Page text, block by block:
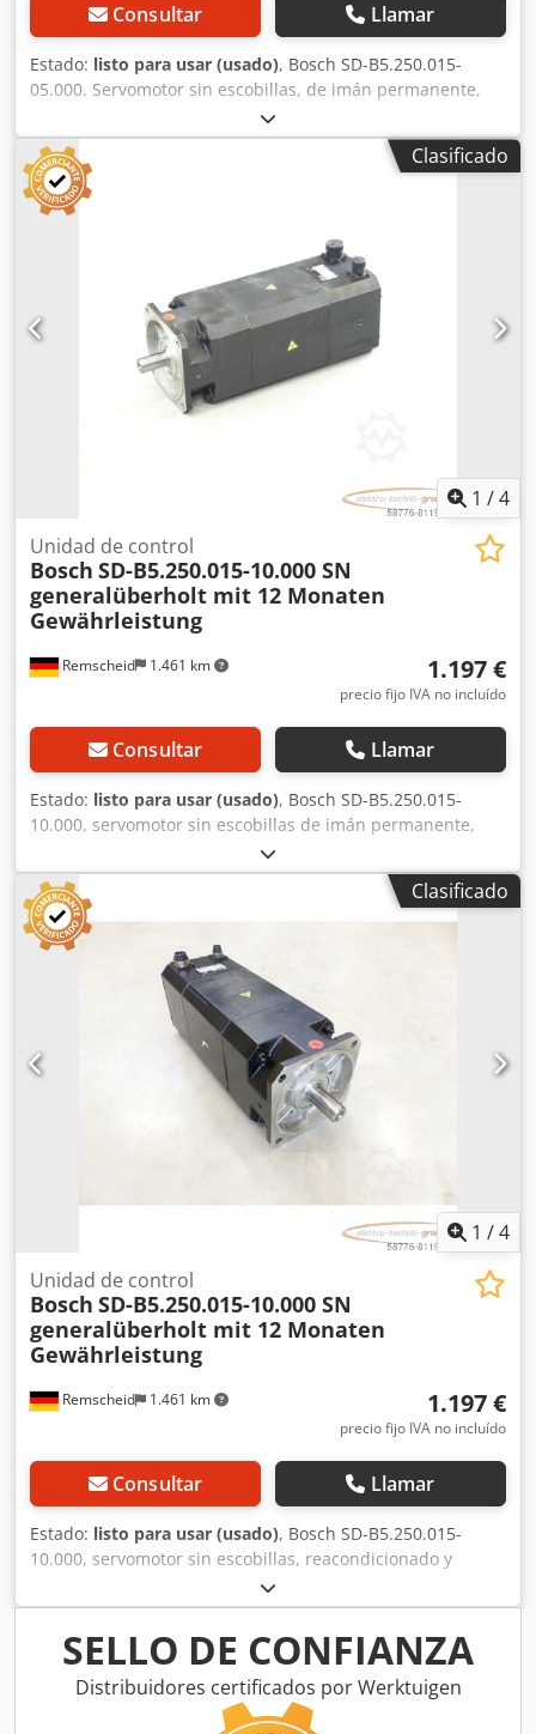
Consultar Llamar
Estado: listo para usar (usado), Bosch SD-B5.250.015-
05.000. Servomotor sin escobillas, de imán permanente,
número de serie: 746000208. Un conector está ligeramente
dañado, como se muestra en la foto. Usado, con signos
normales de uso, 100 % funcional. El alcance del
suministro se corresponde con las fotos. ATENCIÓN:
¡Solicite por separado el presupuesto para el embalaje y el
envío! ATENCIÓN: Por favor, solicite por separado el coste
del embalaje y el transporte. Crjdpsi D E U Hefx Adqjf
Clasificado
1 /4
Remscheid 1.461 km
Unidad de control
Bosch SD-B5.250.015-10.000 SN
generalüberholt mit 12 Monaten
Gewährleistung
1.197 €
precio fijo IVA no incluído
Consultar Llamar
Estado: listo para usar (usado), Bosch SD-B5.250.015-
10.000, servomotor sin escobillas de imán permanente,
revisado y probado profesionalmente, con una garantía de
12 meses, 100 % funcional. El alcance del suministro se
corresponde con las fotos. No se aplican los descuentos de
venta acordados para este artículo. Por favor, consulte el
precio por separado. ¡ATENCIÓN: consulte el coste del
embalaje y el envío por separado! Codpfx Asi D E U Uodqjrf
Clasificado
1 /4
Remscheid 1.461 km
Unidad de control
Bosch SD-B5.250.015-10.000 SN
generalüberholt mit 12 Monaten
Gewährleistung
1.197 €
precio fijo IVA no incluído
Consultar Llamar
Estado: listo para usar (usado), Bosch SD-B5.250.015-
10.000, servomotor sin escobillas, reacondicionado y
probado profesionalmente, con 12 meses de garantía.
Completamente funcional, 100%. El alcance del suministro
se indica en las fotos. No se aplican los descuentos de
venta acordados para este artículo. Por favor, consulte el
precio por separado. Codsi D Hacopfx Adqerf
SELLO DE CONFIANZA
Distribuidores certificados por Werktuigen